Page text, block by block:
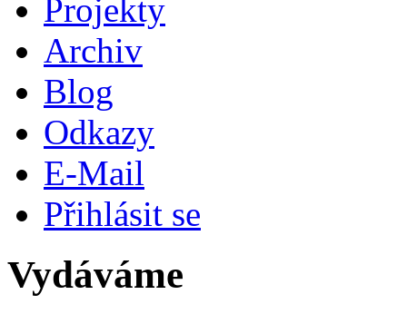
Projekty
Archiv
Blog
Odkazy
E-Mail
Přihlásit se
Vydáváme